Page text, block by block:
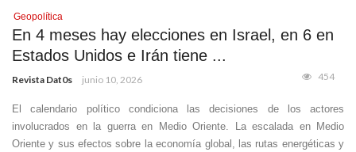
Geopolítica
En 4 meses hay elecciones en Israel, en 6 en
Estados Unidos e Irán tiene ...
Revista Dat0s junio 10, 2026 454
El calendario político condiciona las decisiones de los actores
involucrados en la guerra en Medio Oriente. La escalada en Medio
Oriente y sus efectos sobre la economía global, las rutas energéticas y